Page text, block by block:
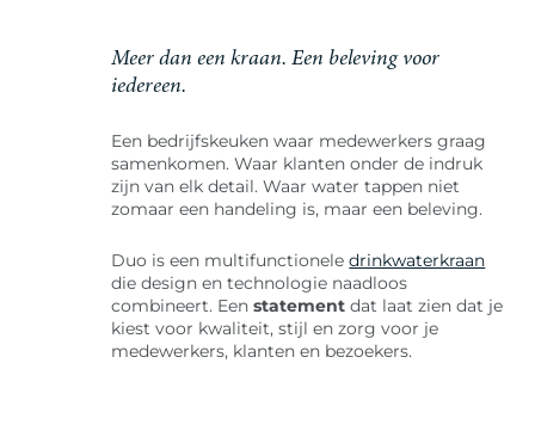
Meer dan een kraan. Een beleving voor
iedereen.
Een bedrijfskeuken waar medewerkers graag
samenkomen. Waar klanten onder de indruk
zijn van elk detail. Waar water tappen niet
zomaar een handeling is, maar een beleving.
Duo is een multifunctioneledrinkwaterkraan
die design en technologie naadloos
combineert. Eenstatement dat laat zien dat je
kiest voor kwaliteit, stijl en zorg voor je
medewerkers, klanten en bezoekers.